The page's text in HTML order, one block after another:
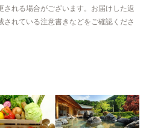
される場合がございます。お届けした返
れている注意書きなどをご確認くださ